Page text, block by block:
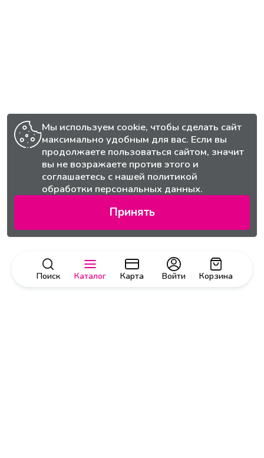
Поиск Каталог Карта Корзина
Войти
Мы используем cookie, чтобы сделать сайт
максимально удобным для вас. Если вы
продолжаете пользоваться сайтом, значит
вы не возражаете против этого и
соглашаетесь с нашей политикой
обработки персональных данных.
Принять